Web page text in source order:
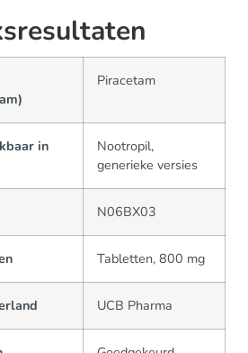
Piracetam
in
Nootropil,
generieke versies
N06BX03
Tabletten, 800 mg
UCB Pharma